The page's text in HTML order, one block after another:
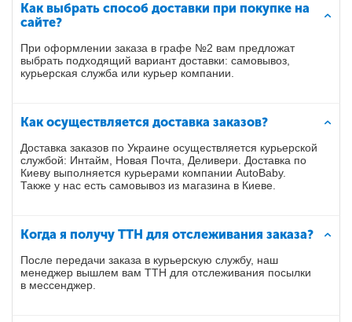
Как выбрать способ доставки при покупке на
сайте?
При оформлении заказа в графе №2 вам предложат
выбрать подходящий вариант доставки: самовывоз,
курьерская служба или курьер компании.
Как осуществляется доставка заказов?
Доставка заказов по Украине осуществляется курьерской
службой: Интайм, Новая Почта, Деливери. Доставка по
Киеву выполняется курьерами компании AutoBaby.
Также у нас есть самовывоз из магазина в Киеве.
Когда я получу ТТН для отслеживания заказа?
После передачи заказа в курьерскую службу, наш
менеджер вышлем вам ТТН для отслеживания посылки
в мессенджер.